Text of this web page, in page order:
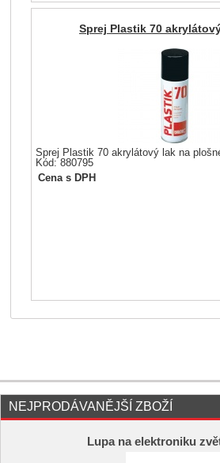
Sprej Plastik 70
Sprej Plastik 70 akrylátový lak na
Kód: 880795
Cena s DPH
NEJPRODÁVANĚJŠÍ ZBOŽÍ
Lupa na elektroniku